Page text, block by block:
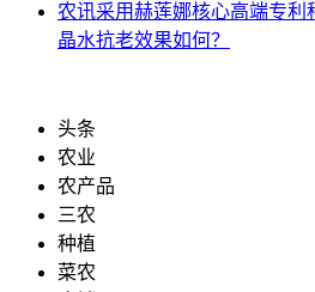
农讯采用赫莲娜核心高端专
晶水抗老效果如何？
头条
农业
农产品
三农
种植
菜农